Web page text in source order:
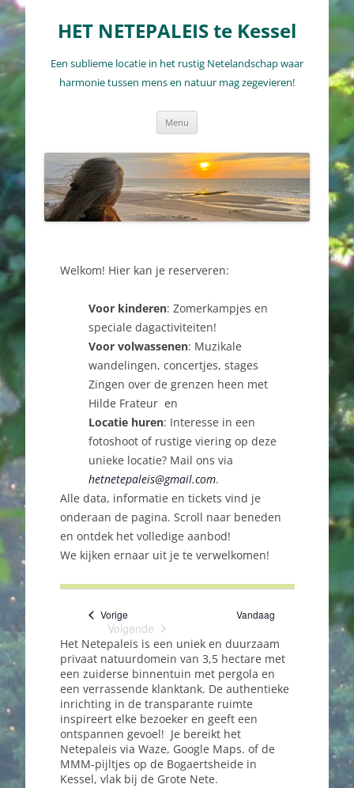
inhoud
HET NETEPALEIS te Kessel
Een sublieme locatie in het rustig Netelandschap waar
harmonie tussen mens en natuur mag zegevieren!
Menu
Welkom! Hier kan je reserveren:
Voor kinderen: Zomerkampjes en
speciale dagactiviteiten!
Voor volwassenen: Muzikale
wandelingen, concertjes, stages
Zingen over de grenzen heen met
Hilde Frateur en
Locatie huren: Interesse in een
fotoshoot of rustige viering op deze
unieke locatie? Mail ons via
hetnetepaleis@gmail.com.
Alle data, informatie en tickets vind je
onderaan de pagina. Scroll naar beneden
en ontdek het volledige aanbod!
We kijken ernaar uit je te verwelkomen!
VorigeEvenementen Vandaag
Volgende
Evenementen
Het Netepaleis is een uniek en duurzaam
privaat natuurdomein van 3,5 hectare met
een zuiderse binnentuin met pergola en
een verrassende klanktank. De authentieke
inrichting in de transparante ruimte
inspireert elke bezoeker en geeft een
ontspannen gevoel! Je bereikt het
Netepaleis via Waze, Google Maps. of de
MMM-pijltjes op de Bogaertsheide in
Kessel, vlak bij de Grote Nete.